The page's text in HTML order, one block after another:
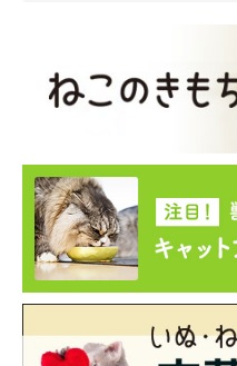
『猫にと
るときに、積極的に前足を
ドアの隙間か
えに「羨まし
う」の声
ドアの隙間からちら
ザー@sasa_mi1022
月）。とある日の休
いたそう。昼下がり
くんの鳴き声が聞こ
ことに。すると、さ
します。
写真提供・取材協力／
（監修：ねこのきもち獣医
※この記事は投稿者さまにご